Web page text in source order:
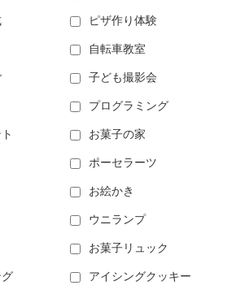
ピザ作り体験
自転車教室
子ども撮影会
プログラミング
お菓子の家
ポーセラーツ
お絵かき
ウニランプ
お菓子リュック
アイシングクッキー